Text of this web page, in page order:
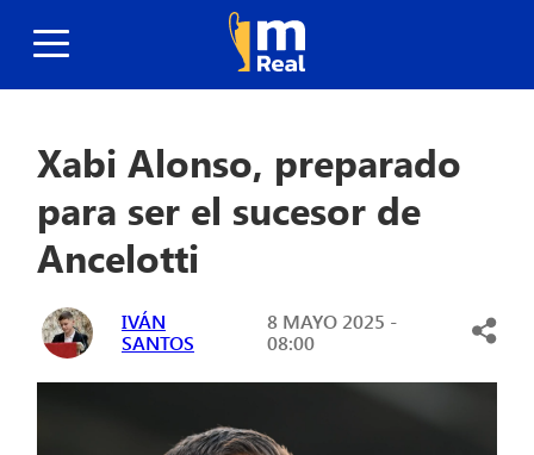
Xabi Alonso, preparado
para ser el sucesor de
Ancelotti
IVÁN
SANTOS
8 MAYO 2025 -
08:00